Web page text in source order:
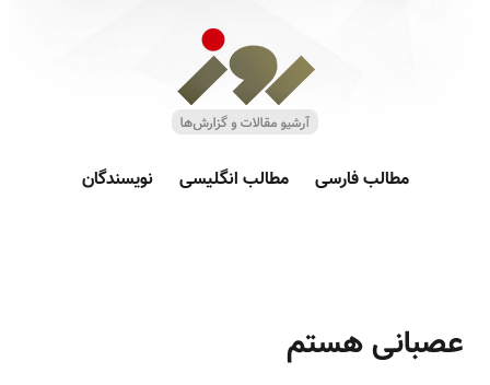
مطالب فارسی مطالب انگلیسی نویسندگان
عصبانی هستم